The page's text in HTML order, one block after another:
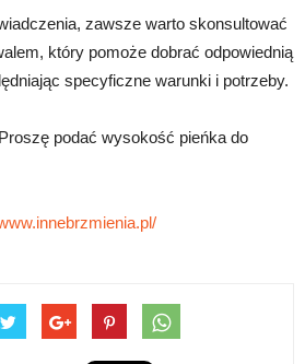
zawsze warto skonsultować
który pomoże dobrać odpowiednią
specyficzne warunki i potrzeby.
podać wysokość pieńka do